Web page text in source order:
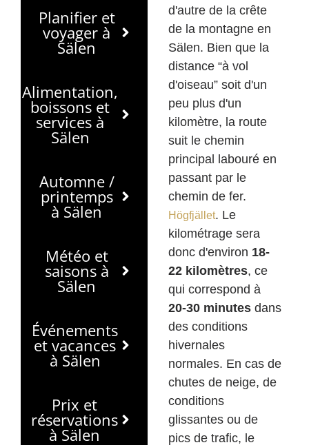
Planifier et
voyager à
Sälen
Alimentation,
boissons et
services à
Sälen
Automne /
printemps
à Sälen
Météo et
saisons à
Sälen
Événements
et vacances
à Sälen
Prix et
réservations
à Sälen
d'autre de la crête
de la montagne en
Sälen. Bien que la
distance “à vol
d'oiseau” soit d'un
peu plus d'un
kilomètre, la route
suit le chemin
principal labouré en
passant par le
chemin de fer.
Högfjället. Le
kilométrage sera
donc d'environ 18-
22 kilomètres, ce
qui correspond à
20-30 minutes dans
des conditions
hivernales
normales. En cas de
chutes de neige, de
conditions
glissantes ou de
pics de trafic, le